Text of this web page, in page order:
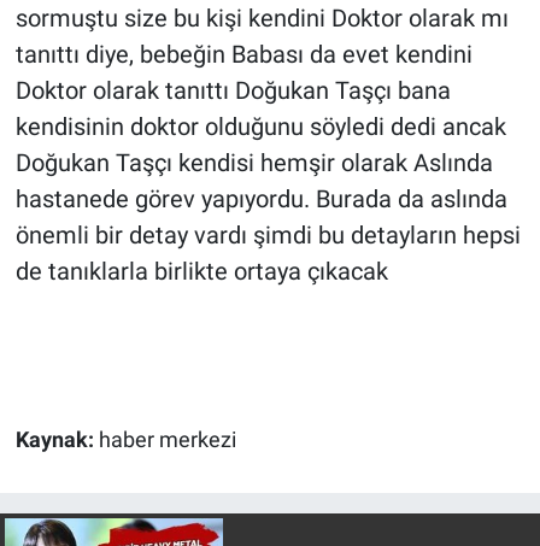
sormuştu size bu kişi kendini Doktor olarak mı
tanıttı diye, bebeğin Babası da evet kendini
Doktor olarak tanıttı Doğukan Taşçı bana
kendisinin doktor olduğunu söyledi dedi ancak
Doğukan Taşçı kendisi hemşir olarak Aslında
hastanede görev yapıyordu. Burada da aslında
önemli bir detay vardı şimdi bu detayların hepsi
de tanıklarla birlikte ortaya çıkacak
Kaynak: haber merkezi